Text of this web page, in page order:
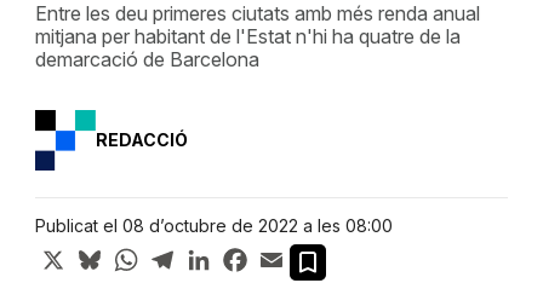
Entre les deu primeres ciutats amb més renda anual
mitjana per habitant de l'Estat n'hi ha quatre de la
demarcació de Barcelona
REDACCIÓ
Publicat el 08 d’octubre de 2022 a les 08:00
X BlueskyWhatsApp
TelegramLinkedInFacebook
Email